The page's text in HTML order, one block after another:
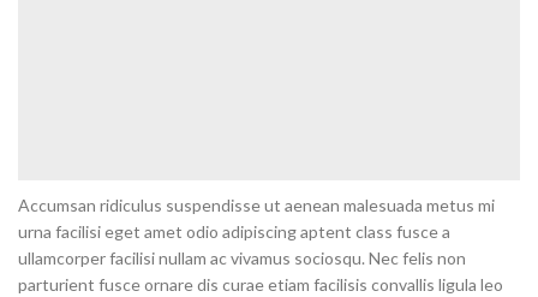
Accumsan ridiculus suspendisse ut aenean malesuada metus mi
urna facilisi eget amet odio adipiscing aptent class fusce a
ullamcorper facilisi nullam ac vivamus sociosqu. Nec felis non
parturient fusce ornare dis curae etiam facilisis convallis ligula leo